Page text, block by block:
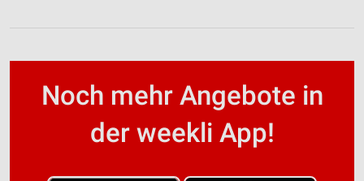
Noch mehr Angebote in
der weekli App!
Performance
Funktional